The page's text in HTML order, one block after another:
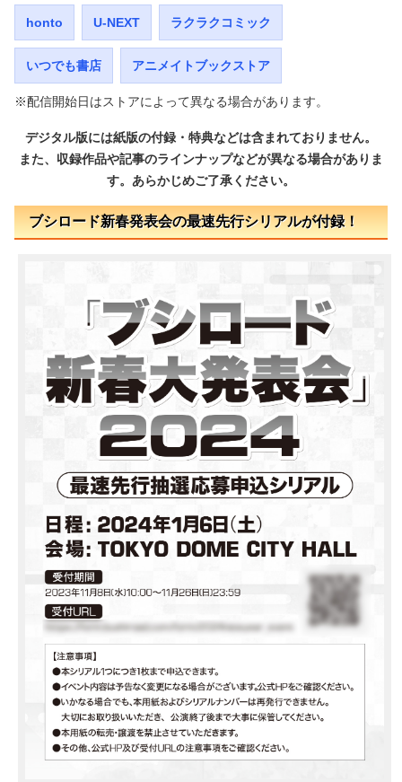
honto U-NEXT ラクラクコミック
いつでも書店 アニメイトブックストア
※配信開始日はストアによって異なる場合があります。
デジタル版には紙版の付録・特典などは含まれておりません。
また、収録作品や記事のラインナップなどが異なる場合がありま
す。あらかじめご了承ください。
ブシロード新春発表会の最速先行シリアルが付録！